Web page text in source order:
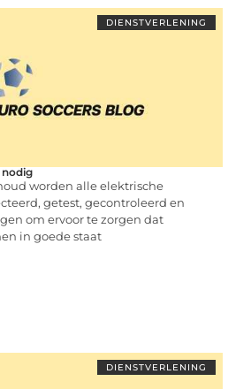
DIENSTVERLENING
nodig
worden alle elektrische
getest, gecontroleerd en
om ervoor te zorgen dat
in goede staat
DIENSTVERLENING